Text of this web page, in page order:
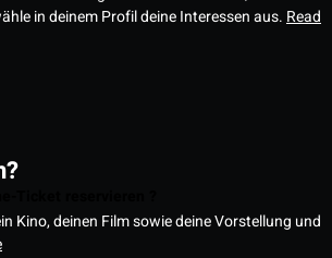
in deinem Profil deine Interessen aus. Read
Kino, deinen Film sowie deine Vorstellung und